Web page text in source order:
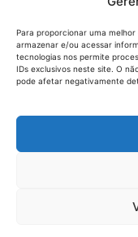
Para proporcionar uma
armazenar e/ou acessar
tecnologias nos permite
IDs exclusivos neste site. O
pode afetar negativamente
União dos
Setor de